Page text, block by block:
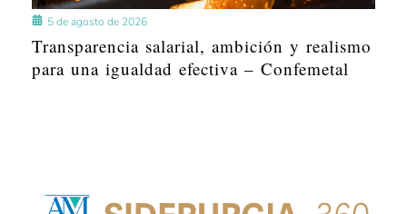
5 de agosto de 2026
Transparencia salarial, ambición y realismo
para una igualdad efectiva – Confemetal